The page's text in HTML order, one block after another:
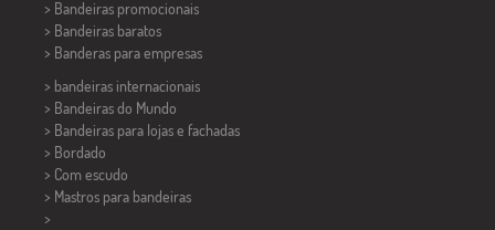
> Bandeiras promocionais
> Bandeiras baratos
> Banderas para empresas
> bandeiras internacionais
> Bandeiras do Mundo
> Bandeiras para lojas e fachadas
> Bordado
> Com escudo
> Mastros para bandeiras
>